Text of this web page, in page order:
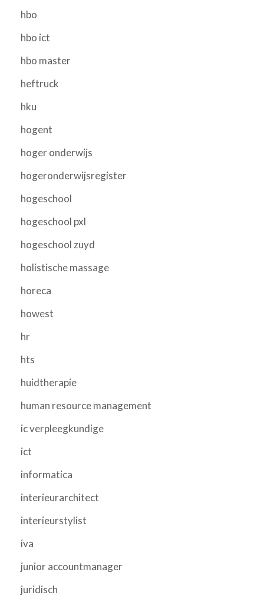
hbo
hbo ict
hbo master
heftruck
hku
hogent
hoger onderwijs
hogeronderwijsregister
hogeschool
hogeschool pxl
hogeschool zuyd
holistische massage
horeca
howest
hr
hts
huidtherapie
human resource management
ic verpleegkundige
ict
informatica
interieurarchitect
interieurstylist
iva
junior accountmanager
juridisch